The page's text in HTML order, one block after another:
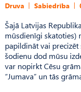
Druva Sabiedrība
Šajā Latvijas
mūsdienīgi skatoties)
papildināt vai precizēt
šodienu dod mūsu
var nopirkt Cēsu
“Jumava” un tās